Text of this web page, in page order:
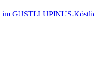
LUPINUS-